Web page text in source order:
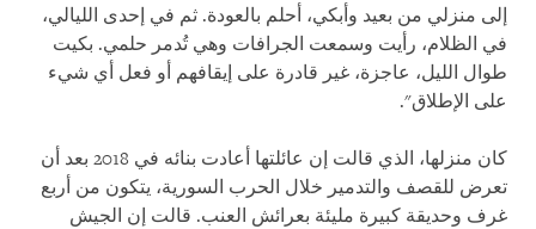
إلى منزلي من بعيد وأبكي، أحلم بالعودة. ثم في إحدى الليالي،
في الظلام، رأيت وسمعت الجرافات وهي تُدمر حلمي. بكيت
طوال الليل، عاجزة، غير قادرة على إيقافهم أو فعل أي شيء
على الإطلاق".
كان منزلها، الذي قالت إن عائلتها أعادت بنائه في 2018 بعد أن
تعرض للقصف والتدمير خلال الحرب السورية، يتكون من أربع
غرف وحديقة كبيرة مليئة بعرائش العنب. قالت إن الجيش